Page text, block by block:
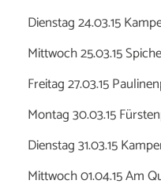
Dienstag 24.03.15
Mittwoch 25.03.15
Freitag 27.03.15
Montag 30.03.15
Dienstag 31.03.15
Mittwoch 01.04.15 Am